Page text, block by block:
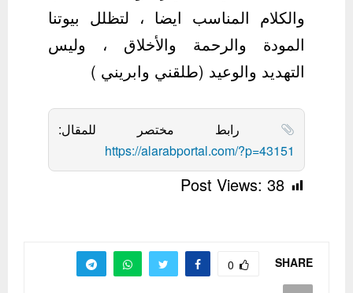
والكلام المناسب ايضا ، لتظلل بيوتنا
المودة والرحمة والأخلاق ، وليس
التهديد والوعيد (طلقني وابريني )
رابط مختصر للمقال:
https://alarabportal.com/?p=43151
Post Views: 38
SHARE
0